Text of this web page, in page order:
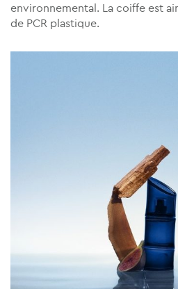
environnemental. La coiffe est
de PCR plastique.